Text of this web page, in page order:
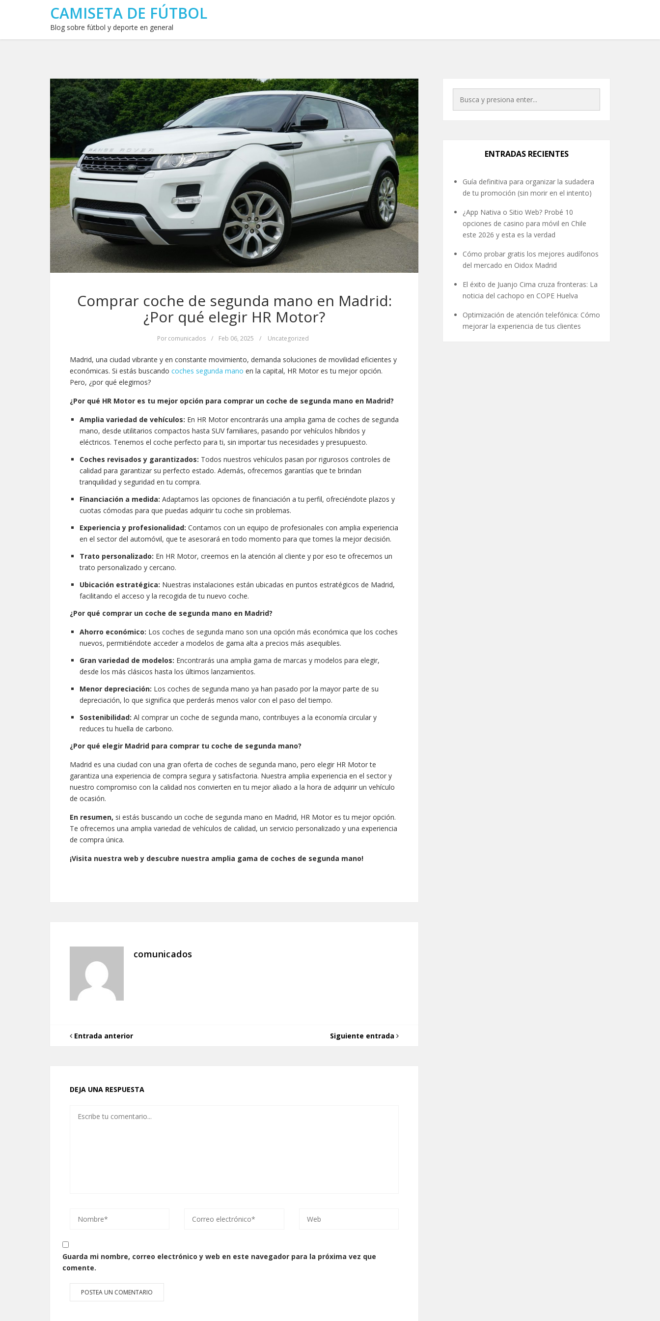
CAMISETA DE FÚTBOL
Blog sobre fútbol y deporte en general
Comprar coche de segunda mano en Madrid:
¿Por qué elegir HR Motor?
Porcomunicados / Feb 06, 2025 / Uncategorized
Madrid, una ciudad vibrante y en constante movimiento, demanda soluciones de movilidad eficientes y
económicas. Si estás buscando coches segunda mano en la capital, HR Motor es tu mejor opción.
Pero, ¿por qué elegirnos?
¿Por qué HR Motor es tu mejor opción para comprar un coche de segunda mano en Madrid?
Amplia variedad de vehículos: En HR Motor encontrarás una amplia gama de coches de segunda
mano, desde utilitarios compactos hasta SUV familiares, pasando por vehículos híbridos y
eléctricos. Tenemos el coche perfecto para ti, sin importar tus necesidades y presupuesto.
Coches revisados y garantizados: Todos nuestros vehículos pasan por rigurosos controles de
calidad para garantizar su perfecto estado. Además, ofrecemos garantías que te brindan
tranquilidad y seguridad en tu compra.
Financiación a medida: Adaptamos las opciones de financiación a tu perfil, ofreciéndote plazos y
cuotas cómodas para que puedas adquirir tu coche sin problemas.
Experiencia y profesionalidad: Contamos con un equipo de profesionales con amplia experiencia
en el sector del automóvil, que te asesorará en todo momento para que tomes la mejor decisión.
Trato personalizado: En HR Motor, creemos en la atención al cliente y por eso te ofrecemos un
trato personalizado y cercano.
Ubicación estratégica: Nuestras instalaciones están ubicadas en puntos estratégicos de Madrid,
facilitando el acceso y la recogida de tu nuevo coche.
¿Por qué comprar un coche de segunda mano en Madrid?
Ahorro económico: Los coches de segunda mano son una opción más económica que los coches
nuevos, permitiéndote acceder a modelos de gama alta a precios más asequibles.
Gran variedad de modelos: Encontrarás una amplia gama de marcas y modelos para elegir,
desde los más clásicos hasta los últimos lanzamientos.
Menor depreciación: Los coches de segunda mano ya han pasado por la mayor parte de su
depreciación, lo que significa que perderás menos valor con el paso del tiempo.
Sostenibilidad: Al comprar un coche de segunda mano, contribuyes a la economía circular y
reduces tu huella de carbono.
¿Por qué elegir Madrid para comprar tu coche de segunda mano?
Madrid es una ciudad con una gran oferta de coches de segunda mano, pero elegir HR Motor te
garantiza una experiencia de compra segura y satisfactoria. Nuestra amplia experiencia en el sector y
nuestro compromiso con la calidad nos convierten en tu mejor aliado a la hora de adquirir un vehículo
de ocasión.
En resumen, si estás buscando un coche de segunda mano en Madrid, HR Motor es tu mejor opción.
Te ofrecemos una amplia variedad de vehículos de calidad, un servicio personalizado y una experiencia
de compra única.
¡Visita nuestra web y descubre nuestra amplia gama de coches de segunda mano!
comunicados
Entrada anterior Siguiente entrada
DEJA UNA RESPUESTA
Guarda mi nombre, correo electrónico y web en este navegador para la próxima vez que
comente.
ENTRADAS RECIENTES
Guía definitiva para organizar la sudadera
de tu promoción (sin morir en el intento)
¿App Nativa o Sitio Web? Probé 10
opciones de casino para móvil en Chile
este 2026 y esta es la verdad
Cómo probar gratis los mejores audífonos
del mercado en Oidox Madrid
El éxito de Juanjo Cima cruza fronteras: La
noticia del cachopo en COPE Huelva
Optimización de atención telefónica: Cómo
mejorar la experiencia de tus clientes